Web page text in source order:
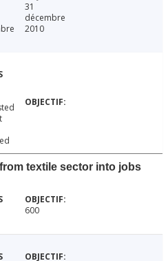
31
décembre
2010
textile sector into jobs
600